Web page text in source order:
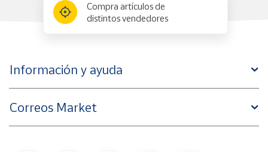
Compra artículos de
distintos vendedores
Información y ayuda
Correos Market